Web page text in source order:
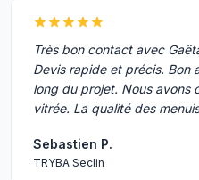
Très bon contact avec
Devis rapide et précis. Bon
long du projet. Nous avons
vitrée. La qualité des
Sebastien P.
TRYBA Seclin